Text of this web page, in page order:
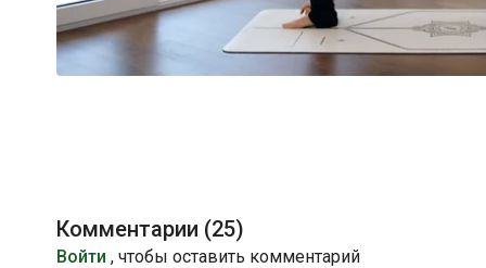
Комментарии (25)
Войти , чтобы оставить комментарий